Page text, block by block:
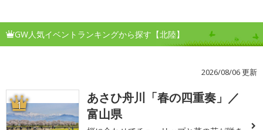
GW人気イベントランキングから探す【北陸】
2026/08/06 更新
1
あさひ舟川「春の四重奏」／
富山県